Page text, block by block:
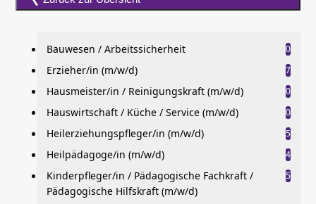
Bauwesen / Arbeitssicherheit 0
Erzieher/in (m/w/d) 7
Hausmeister/in / Reinigungskraft (m/w/d) 0
Hauswirtschaft / Küche / Service (m/w/d) 0
Heilerziehungspfleger/in (m/w/d) 5
Heilpädagoge/in (m/w/d) 4
Kinderpfleger/in / Pädagogische Fachkraft /
Pädagogische Hilfskraft (m/w/d)
5